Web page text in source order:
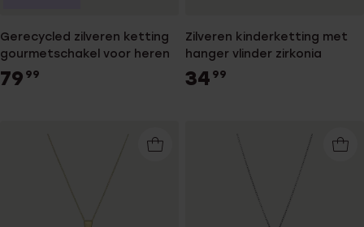
Gerecycled zilveren ketting
gourmetschakel voor heren
79 99
Zilveren kinderketting met
hanger vlinder zirkonia
34 99